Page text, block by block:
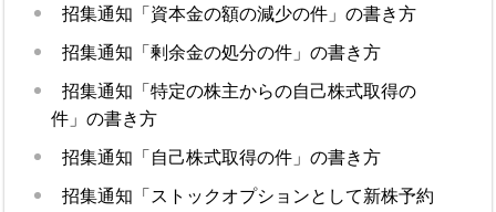
招集通知「資本金の額の減少の件」の書き方
招集通知「剰余金の処分の件」の書き方
招集通知「特定の株主からの自己株式取得の
件」の書き方
招集通知「自己株式取得の件」の書き方
招集通知「ストックオプションとして新株予約